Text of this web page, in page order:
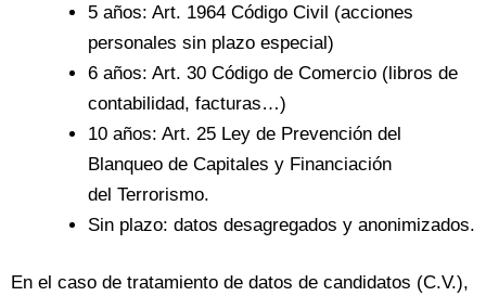
5 años: Art. 1964 Código Civil (acciones
personales sin plazo especial)
6 años: Art. 30 Código de Comercio (libros de
contabilidad, facturas…)
10 años: Art. 25 Ley de Prevención del
Blanqueo de Capitales y Financiación
del Terrorismo.
Sin plazo: datos desagregados y anonimizados.
En el caso de tratamiento de datos de candidatos (C.V.),